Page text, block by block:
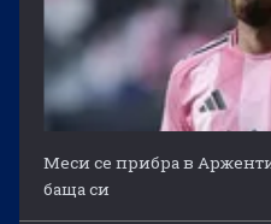
Меси се прибра в
баща си